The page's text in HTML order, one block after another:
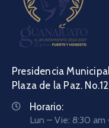
Presidencia
Plaza de la Paz.
Horario:
Lun – Vie: 8:30